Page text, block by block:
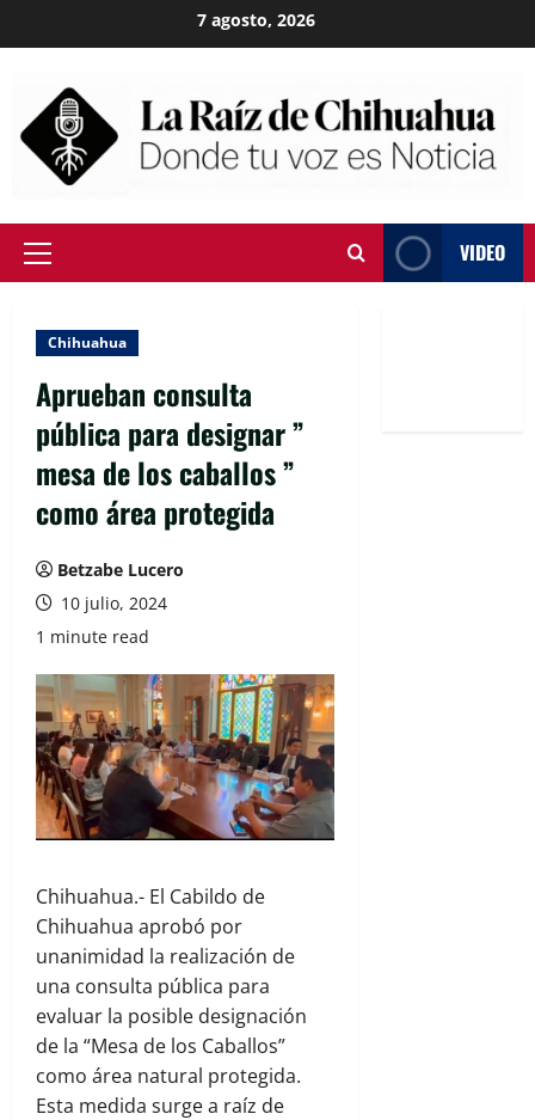
to
7 agosto, 2026
Primary
VIDEO
Chihuahua
Aprueban consulta
pública para designar ”
mesa de los caballos ”
como área protegida
Betzabe Lucero
10 julio, 2024
1 minute read
Chihuahua.- El Cabildo de
Chihuahua aprobó por
unanimidad la realización de
una consulta pública para
evaluar la posible designación
de la “Mesa de los Caballos”
como área natural protegida.
Esta medida surge a raíz de